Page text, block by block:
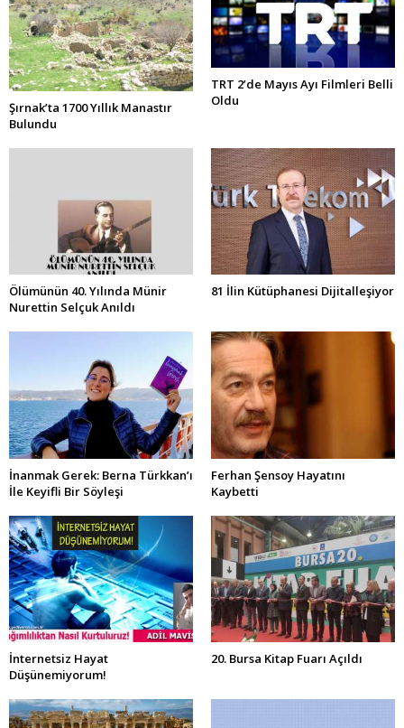
Şırnak’ta 1700 Yıllık Manastır
Bulundu
TRT 2’de Mayıs Ayı Filmleri Belli
Oldu
Ölümünün 40. Yılında Münir
Nurettin Selçuk Anıldı
81 İlin Kütüphanesi Dijitalleşiyor
İnanmak Gerek: Berna Türkkan’ı
İle Keyifli Bir Söyleşi
Ferhan Şensoy Hayatını
Kaybetti
İnternetsiz Hayat
Düşünemiyorum!
20. Bursa Kitap Fuarı Açıldı